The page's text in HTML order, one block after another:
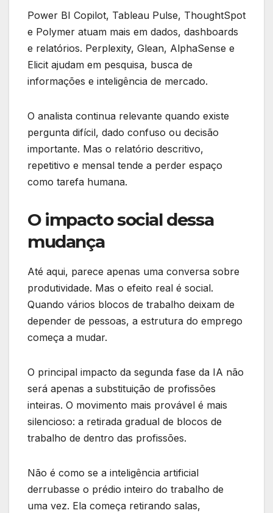
Power BI Copilot, Tableau Pulse, ThoughtSpot
e Polymer atuam mais em dados, dashboards
e relatórios. Perplexity, Glean, AlphaSense e
Elicit ajudam em pesquisa, busca de
informações e inteligência de mercado.
O analista continua relevante quando existe
pergunta difícil, dado confuso ou decisão
importante. Mas o relatório descritivo,
repetitivo e mensal tende a perder espaço
como tarefa humana.
O impacto social dessa
mudança
Até aqui, parece apenas uma conversa sobre
produtividade. Mas o efeito real é social.
Quando vários blocos de trabalho deixam de
depender de pessoas, a estrutura do emprego
começa a mudar.
O principal impacto da segunda fase da IA não
será apenas a substituição de profissões
inteiras. O movimento mais provável é mais
silencioso: a retirada gradual de blocos de
trabalho de dentro das profissões.
Não é como se a inteligência artificial
derrubasse o prédio inteiro do trabalho de
uma vez. Ela começa retirando salas,